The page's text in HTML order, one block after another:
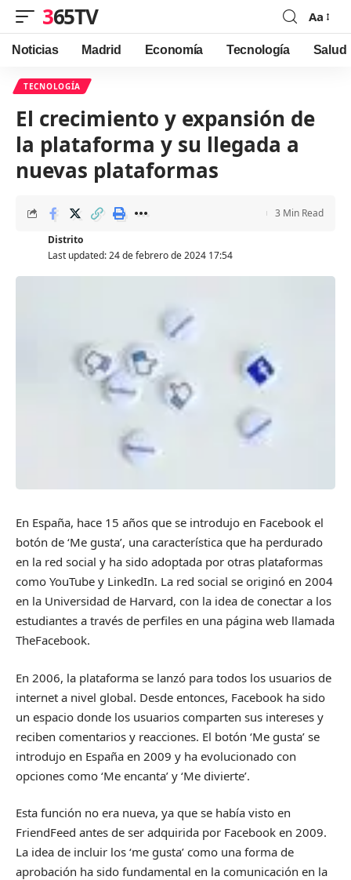
365TV
Font
Resizer
Aa
Noticias Madrid Economía Tecnología Salud
TECNOLOGÍA
El crecimiento y expansión de
la plataforma y su llegada a
nuevas plataformas
Last updated: 24 de febrero de 2024 17:54
Distrito
3 Min Read
En España, hace 15 años que se introdujo en Facebook el
botón de ‘Me gusta’, una característica que ha perdurado
en la red social y ha sido adoptada por otras plataformas
como YouTube y LinkedIn. La red social se originó en 2004
en la Universidad de Harvard, con la idea de conectar a los
estudiantes a través de perfiles en una página web llamada
TheFacebook.
En 2006, la plataforma se lanzó para todos los usuarios de
internet a nivel global. Desde entonces, Facebook ha sido
un espacio donde los usuarios comparten sus intereses y
reciben comentarios y reacciones. El botón ‘Me gusta’ se
introdujo en España en 2009 y ha evolucionado con
opciones como ‘Me encanta’ y ‘Me divierte’.
Esta función no era nueva, ya que se había visto en
FriendFeed antes de ser adquirida por Facebook en 2009.
La idea de incluir los ‘me gusta’ como una forma de
aprobación ha sido fundamental en la comunicación en la